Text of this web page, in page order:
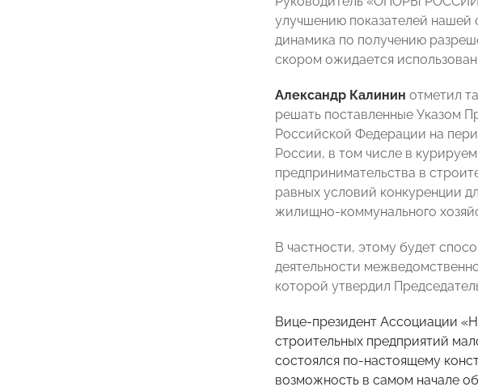
улучшению показателей нашей
динамика по получению
скором ожидается
Александр Калинин отметил
решать поставленные Указом
Российской Федерации на
России, в том числе в
предпринимательства в
равных условий конкуренции
жилищно-коммунального
В частности, этому будет
деятельности
которой утвердил
Вице-президент Ассоциации
строительных предприятий
состоялся по-настоящему
возможность в самом начале